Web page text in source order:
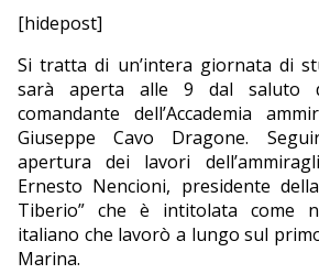
EDITORIALI
[hidepost]
Si tratta di un’intera giornata di
sarà aperta alle 9 dal saluto
comandante dell’Accademia
Giuseppe Cavo Dragone.
apertura dei lavori
Ernesto Nencioni, presidente
Tiberio” che è intitolata come
italiano che lavorò a lungo sul
Marina.